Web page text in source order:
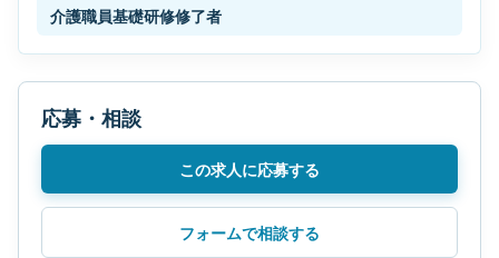
介護職員基礎研修修了者
応募・相談
この求人に応募する
フォームで相談する